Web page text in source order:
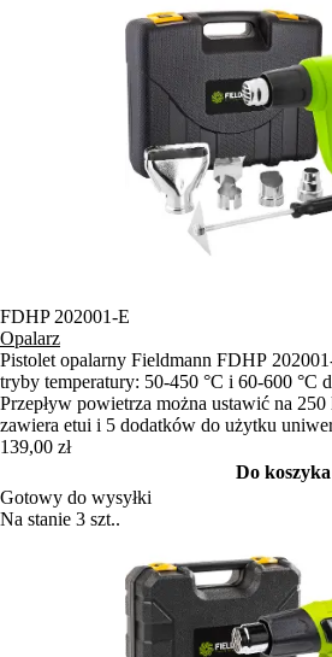
FDHP 202001-E
Opalarz
Pistolet opalarny Fieldmann FDHP
tryby temperatury: 50-450 °C i 60-600 °C
Przepływ powietrza można ustawić na
zawiera etui i 5 dodatków do użytku
139,00 zł
Do koszyka
Gotowy do wysyłki
Na stanie 3 szt..